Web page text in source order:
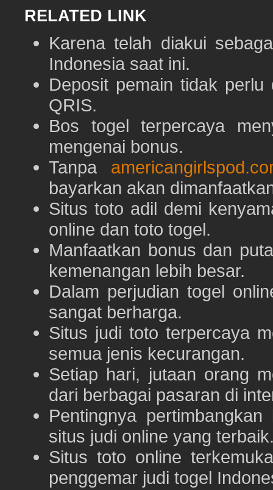
RELATED LINK
Karena telah diakui
Indonesia saat ini.
Deposit pemain tidak
QRIS.
Bos togel terpercaya
mengenai bonus.
Tanpa
bayarkan akan
Situs toto adil demi
online dan toto togel.
Manfaatkan bonus dan
kemenangan lebih besar.
Dalam perjudian togel
sangat berharga.
Situs judi toto terpercaya
semua jenis kecurangan.
Setiap hari, jutaan orang
dari berbagai pasaran di
Pentingnya
situs judi online yang
Situs toto online
penggemar judi togel